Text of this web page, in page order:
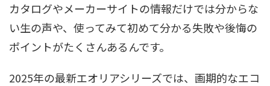
カタログやメーカーサイトの情報だけでは分からな
い生の声や、使ってみて初めて分かる失敗や後悔の
ポイントがたくさんあるんです。
2025年の最新エオリアシリーズでは、画期的なエコ